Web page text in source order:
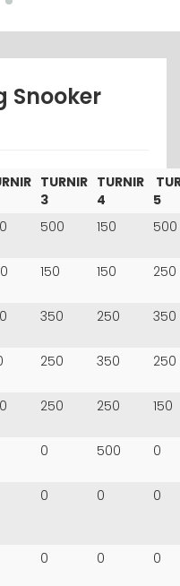
Snooker
TURNIR
3
TURNIR
4
5
500 150 500
150 150 250
350 250 350
250 350 250
250 250 150
0 500 0
0 0 0
0 0 0